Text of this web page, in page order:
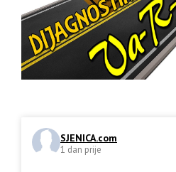
SJENICA.com
1 dan prije